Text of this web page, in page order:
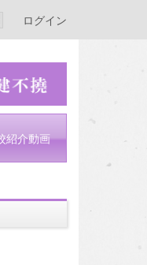
ログイン
紹介動画